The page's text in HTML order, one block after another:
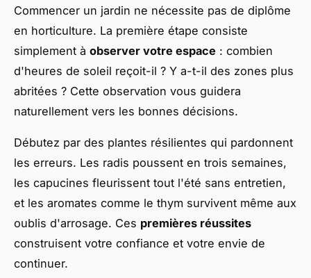
Commencer un jardin ne nécessite pas de diplôme
en horticulture. La première étape consiste
simplement à observer votre espace : combien
d'heures de soleil reçoit-il ? Y a-t-il des zones plus
abritées ? Cette observation vous guidera
naturellement vers les bonnes décisions.
Débutez par des plantes résilientes qui pardonnent
les erreurs. Les radis poussent en trois semaines,
les capucines fleurissent tout l'été sans entretien,
et les aromates comme le thym survivent même aux
oublis d'arrosage. Ces premières réussites
construisent votre confiance et votre envie de
continuer.